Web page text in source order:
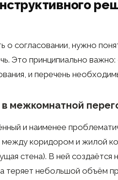
о согласовании, нужно
Это принципиально важно:
и перечень
межкомнатной
и наименее
между коридором и жилой
стена). В ней создаётся
теряет небольшой объём